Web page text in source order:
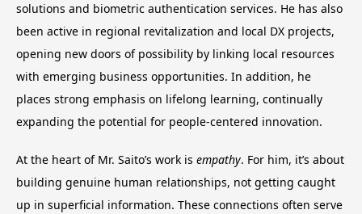
solutions and biometric authentication services. He has also
been active in regional revitalization and local DX projects,
opening new doors of possibility by linking local resources
with emerging business opportunities. In addition, he
places strong emphasis on lifelong learning, continually
expanding the potential for people-centered innovation.
At the heart of Mr. Saito’s work is empathy. For him, it’s about
building genuine human relationships, not getting caught
up in superficial information. These connections often serve